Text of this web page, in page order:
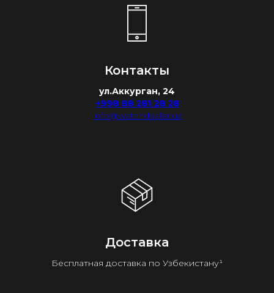
Контакты
ул.Аккурган, 24
+998 88 281 28 28
info@watchdealer.uz
Доставка
Бесплатная доставка по Узбекистану¹